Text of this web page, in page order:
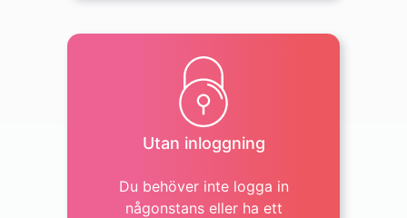
Utan inloggning
Du behöver inte logga in
någonstans eller ha ett